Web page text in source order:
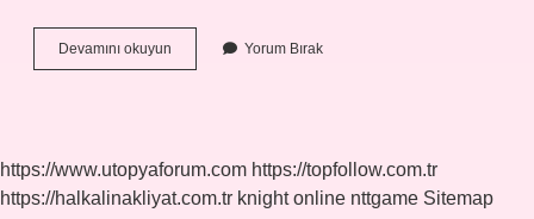
Devamını okuyun
Geni
Yorum Bırak
https://www.utopyaforum.com https://topfollow.com.tr
https://halkalinakliyat.com.tr knight online nttgame Sitemap